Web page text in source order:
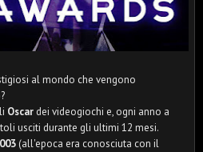
al mondo che vengono
Oscar dei videogiochi e, ogni anno a
usciti durante gli ultimi 12 mesi.
(all'epoca era conosciuta con il